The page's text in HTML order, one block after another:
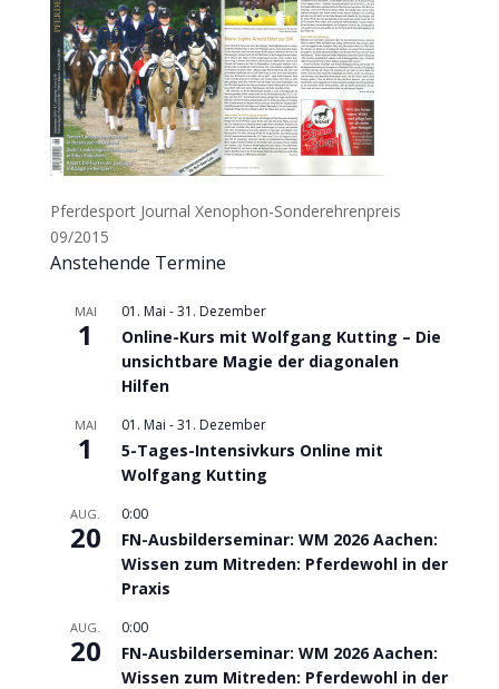
Pferdesport Journal Xenophon-Sonderehrenpreis
09/2015
Anstehende Termine
MAI
1
01. Mai -31. Dezember
Online-Kurs mit Wolfgang Kutting – Die
unsichtbare Magie der diagonalen
Hilfen
MAI
1
01. Mai -31. Dezember
5-Tages-Intensivkurs Online mit
Wolfgang Kutting
AUG.
20
0:00
FN-Ausbilderseminar: WM 2026 Aachen:
Wissen zum Mitreden: Pferdewohl in der
Praxis
AUG.
20
0:00
FN-Ausbilderseminar: WM 2026 Aachen:
Wissen zum Mitreden: Pferdewohl in der